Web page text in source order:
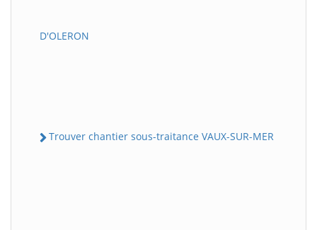
D'OLERON
Trouver chantier sous-traitance VAUX-SUR-MER